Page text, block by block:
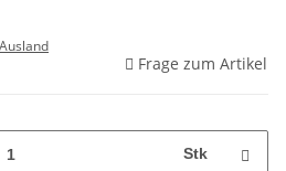
Frage zum Artikel
Stk